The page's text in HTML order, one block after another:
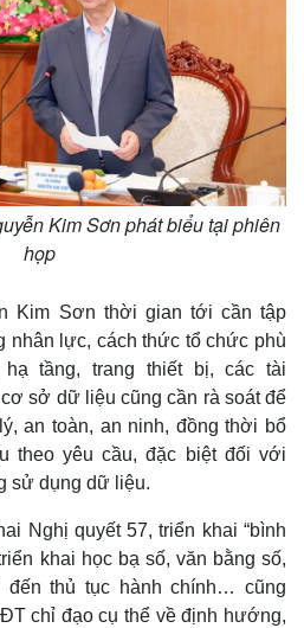
Phân tích
Kim Sơn phát biểu tại phiên
họp
Kim Sơn thời gian tới cần tập
nhân lực, cách thức tổ chức phù
tầng, trang thiết bị, các tài
sở dữ liệu cũng cần rà soát để
an toàn, an ninh, đồng thời bổ
theo yêu cầu, đặc biệt đối với
sử dụng dữ liệu.
Nghị quyết 57, triển khai “bình
khai học bạ số, văn bằng số,
đến thủ tục hành chính… cũng
chỉ đạo cụ thể về định hướng,